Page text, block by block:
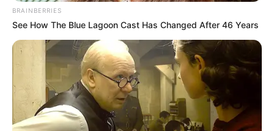
BRAINBERRIES
See How The Blue Lagoon Cast Has Changed After 46 Years